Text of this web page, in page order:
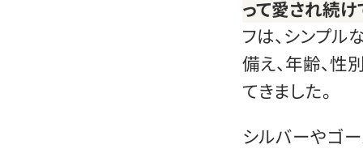
って愛され続
フは、シンプ
備え、年齢、性
てきました。
シルバーやゴ